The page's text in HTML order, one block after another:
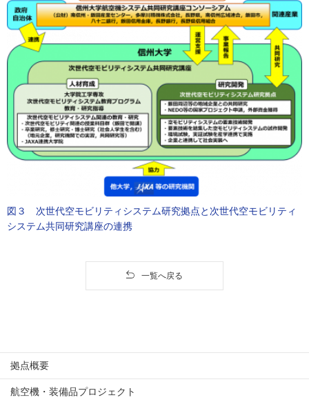
図３ 次世代空モビリティシステム研究拠点と次世代空モビリティ
システム共同研究講座の連携
一覧へ戻る
拠点概要
航空機・装備品プロジェクト